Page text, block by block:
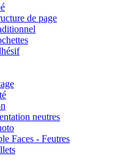
de page
neutres
Faces - Feutres